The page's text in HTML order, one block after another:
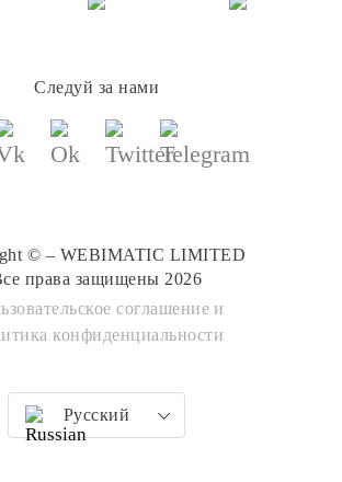
Следуй за нами
© – WEBIMATIC LIMITED
права защищены 2026
соглашение и
конфиденциальности
Русский